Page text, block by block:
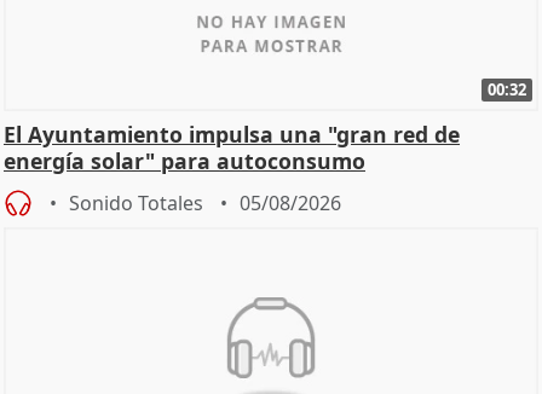
00:32
El Ayuntamiento impulsa una "gran red de
energía solar" para autoconsumo
Sonido Totales 05/08/2026